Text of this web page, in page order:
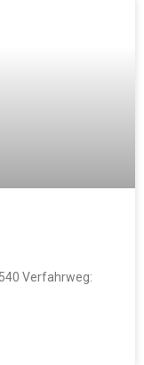
Verfahrweg: